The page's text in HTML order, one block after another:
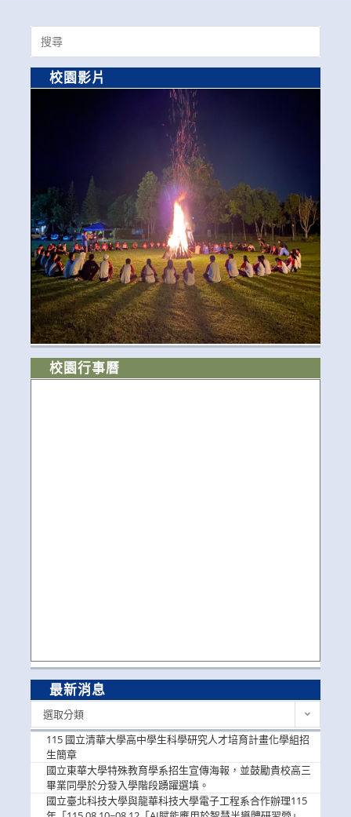
Search
for:
校園影片
校園行事曆
最新消息
選取分類
115 國立清華大學高中學生科學研究人才培育計畫化學組招
生簡章
國立東華大學特殊教育學系招生宣傳海報，並鼓勵貴校高三
畢業同學於分發入學階段踴躍選填。
國立臺北科技大學與龍華科技大學電子工程系合作辦理115